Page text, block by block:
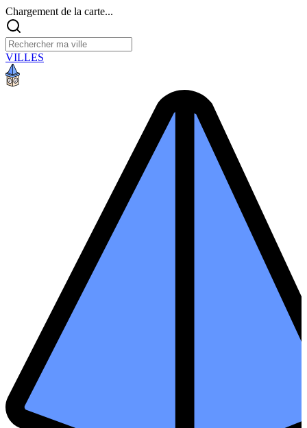
Chargement de la carte...
VILLES